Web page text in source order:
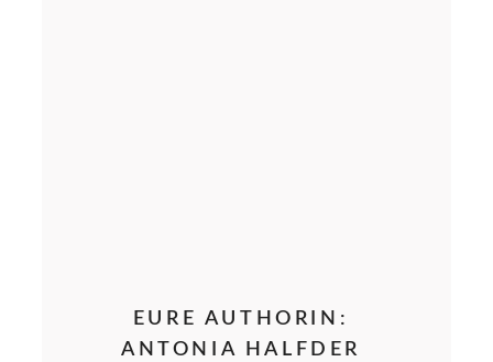
EURE AUTHORIN:
ANTONIA HALFDER